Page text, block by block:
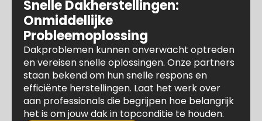
Snelle Dakherstellingen:
Onmiddellijke
Probleemoplossing
Dakproblemen kunnen onverwacht optreden
en vereisen snelle oplossingen. Onze partners
staan bekend om hun snelle respons en
efficiënte herstellingen. Laat het werk over
aan professionals die begrijpen hoe belangrijk
het is om jouw dak in topconditie te houden.